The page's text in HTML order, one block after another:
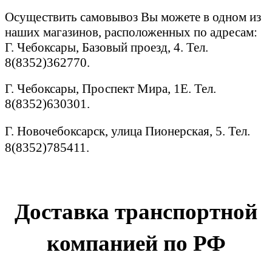
Осуществить самовывоз Вы можете в одном из
наших магазинов, расположенных по адресам:
Г. Чебоксары, Базовый проезд, 4. Тел.
8(8352)362770.
Г. Чебоксары, Проспект Мира, 1Е. Тел.
8(8352)630301.
Г. Новочебоксарск, улица Пионерская, 5. Тел.
8(8352)785411.
Доставка транспортной
компанией по РФ